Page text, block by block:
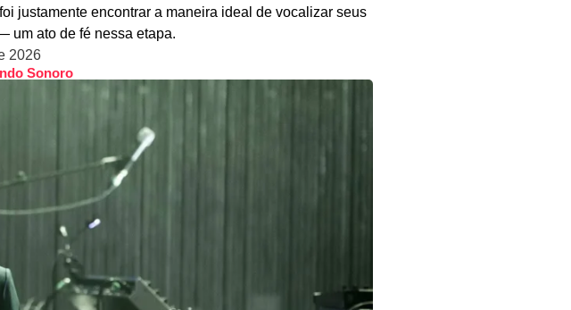
justamente encontrar a maneira ideal de vocalizar seus
um ato de fé nessa etapa.
2026
Sonoro